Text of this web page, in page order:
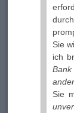
Sie
ich
Sie